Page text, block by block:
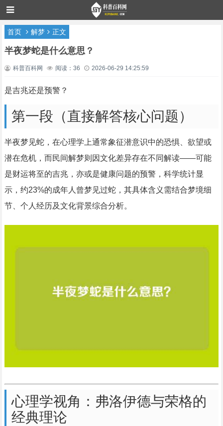
首页 解梦 正文
半夜梦蛇是什么意思？
科普百科网 阅读：36 2026-06-29 14:25:59
是吉兆还是预警？
第一段（直接解答核心问题）
半夜梦见蛇，在心理学上通常象征潜意识中的恐惧、欲望或
潜在危机，而民间解梦则因文化差异存在不同解读——可能
是财运将至的吉兆，亦或是健康问题的预警，科学统计显
示，约23%的成年人曾梦见过蛇，其具体含义需结合梦境细
节、个人经历及文化背景综合分析。
心理学视角：弗洛伊德与荣格的
经典理论